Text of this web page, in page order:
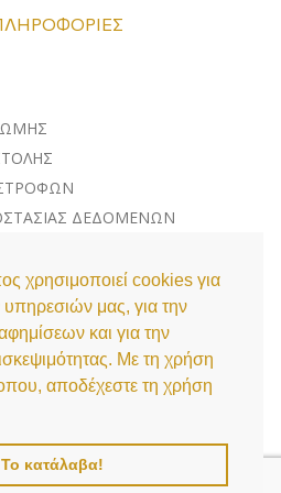
χρησιμοποιεί cookies για
μας, για την
και για την
Με τη χρήση
αποδέχεστε τη χρήση
Το κατάλαβα!
ΔΕΔΟΜΈΝΩΝ